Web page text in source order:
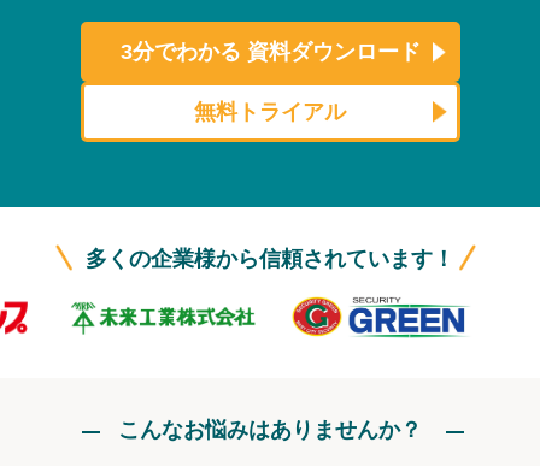
よくある質問
資料ダウンロード
ログイン
3分でわかる 資料ダウンロード
無料トライアル
多くの企業様から信頼されています！
こんなお悩みはありませんか？